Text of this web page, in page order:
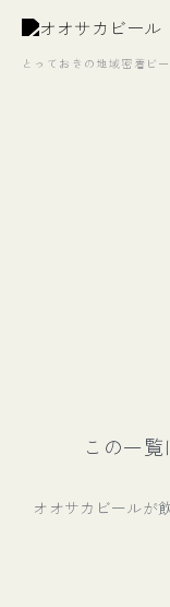
とっておきの地域密着ビ
この一
オオサカビールが